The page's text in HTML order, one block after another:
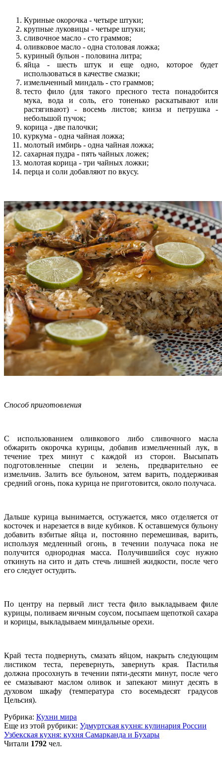
Куриные окорочка - четыре штуки;
крупные луковицы - четыре штуки;
сливочное масло - сто граммов;
оливковое масло - одна столовая ложка;
куриный бульон - половина литра;
яйца - шесть штук и еще одно, которое будет
использоваться в качестве смазки;
измельченный миндаль - сто граммов;
тесто фило (для такого пресного теста понадобится
мука, вода и соль, его тоненько раскатывают или
растягивают) - восемь листов; кинза и петрушка -
небольшой пучок;
корица - две палочки;
куркума - одна чайная ложка;
молотый имбирь - одна чайная ложка;
сахарная пудра - пять чайных ложек;
молотая корица - три чайных ложки;
перца и соли добавляют по вкусу.
Способ приготовления
С использованием оливкового либо сливочного масла
обжарить окорочка курицы, добавив измельченный лук, в
течение трех минут с каждой из сторон. Высыпать
подготовленные специи и зелень, предварительно ее
измельчив. Залить все бульоном, затем варить, поддерживая
средний огонь, пока курица не приготовится, около получаса.
Дальше курица вынимается, остужается, мясо отделяется от
косточек и нарезается в виде кубиков. К оставшемуся бульону
добавить взбитые яйца и, постоянно перемешивая, варить,
используя медленный огонь, в течении получаса пока не
получится однородная масса. Получившийся соус нужно
откинуть на сито и дать стечь лишней жидкости, после чего
его следует остудить.
По центру на первый лист теста фило выкладываем филе
курицы, поливаем яичным соусом, посыпаем щепоткой сахара
и корицы, выкладываем миндальные орехи.
Край теста подвернуть, смазать яйцом, накрыть следующим
листиком теста, перевернуть, завернуть края. Пастилья
должна просохнуть в течении пяти-десяти минут, после чего
ее смазывают маслом оливок и запекают минут десять в
духовом шкафу (температура сто восемьдесят градусов
Цельсия).
Рубрика: Кухни мира
Еще из этой рубрики: Удмуртская кухня: кулинария России
Узбекская кухня: кухня Самарканда и Бухары
Читали 1792 чел.